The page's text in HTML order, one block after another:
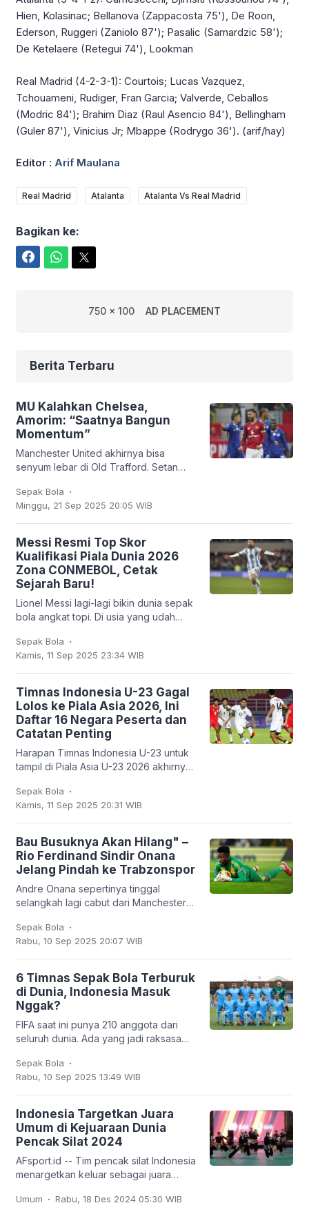
Hien, Kolasinac; Bellanova (Zappacosta 75'), De Roon,
Ederson, Ruggeri (Zaniolo 87'); Pasalic (Samardzic 58');
De Ketelaere (Retegui 74'), Lookman
Real Madrid (4-2-3-1): Courtois; Lucas Vazquez,
Tchouameni, Rudiger, Fran Garcia; Valverde, Ceballos
(Modric 84'); Brahim Diaz (Raul Asencio 84'), Bellingham
(Guler 87'), Vinicius Jr; Mbappe (Rodrygo 36'). (arif/hay)
Editor : Arif Maulana
Real Madrid Atalanta Atalanta Vs Real Madrid
Bagikan ke:
750 x 100 AD PLACEMENT
Berita Terbaru
MU Kalahkan Chelsea,
Amorim: “Saatnya Bangun
Momentum”
Manchester United akhirnya bisa
senyum lebar di Old Trafford. Setan
2-1 dalam lanjutan Liga Inggris, Sabtu
(20/9/2025). Bruno
Sepak Bola .
Minggu, 21 Sep 2025 20:05 WIB
Messi Resmi Top Skor
Kualifikasi Piala Dunia 2026
Zona CONMEBOL, Cetak
Sejarah Baru!
Lionel Messi lagi-lagi bikin dunia sepak
bola angkat topi. Di usia yang udah
mencatatkan sejarah baru: untuk
pertama
Sepak Bola .
Kamis, 11 Sep 2025 23:34 WIB
Timnas Indonesia U-23 Gagal
Lolos ke Piala Asia 2026, Ini
Daftar 16 Negara Peserta dan
Catatan Penting
Harapan Timnas Indonesia U-23 untuk
tampil di Piala Asia U-23 2026 akhirnya
mampu finis sebagai runner-up Grup J
dengan empat
Sepak Bola .
Kamis, 11 Sep 2025 20:31 WIB
Bau Busuknya Akan Hilang" –
Rio Ferdinand Sindir Onana
Jelang Pindah ke Trabzonspor
Andre Onana sepertinya tinggal
selangkah lagi cabut dari Manchester
dipinjamkan ke klub Turki,
Trabzonspor. Dan
Sepak Bola .
Rabu, 10 Sep 2025 20:07 WIB
6 Timnas Sepak Bola Terburuk
di Dunia, Indonesia Masuk
Nggak?
FIFA saat ini punya 210 anggota dari
seluruh dunia. Ada yang jadi raksasa
Argentina, hingga Prancis, tapi ada juga
tim
Sepak Bola .
Rabu, 10 Sep 2025 13:49 WIB
Indonesia Targetkan Juara
Umum di Kejuaraan Dunia
Pencak Silat 2024
AFsport.id -- Tim pencak silat Indonesia
menargetkan keluar sebagai juara
Silat ke-20 dan Kejuaraan Dunia
Umum . Rabu, 18 Des 2024 05:30 WIB